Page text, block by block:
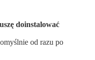
doinstalować
od razu po